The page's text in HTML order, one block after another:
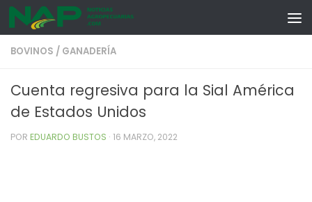
Skip to content
BOVINOS / GANADERÍA
Cuenta regresiva para la Sial América
de Estados Unidos
POR EDUARDO BUSTOS · 16 MARZO, 2022